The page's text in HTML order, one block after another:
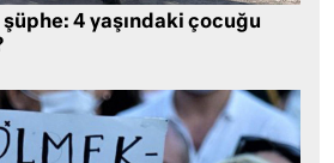
4 yaşındaki çocuğu